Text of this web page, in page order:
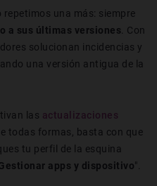
repetimos una más: siempre
a sus últimas versiones . Con
solucionan incidencias y
una versión antigua de la
las actualizaciones
todas formas, basta con que
tu perfil de la esquina
apps y dispositivo".